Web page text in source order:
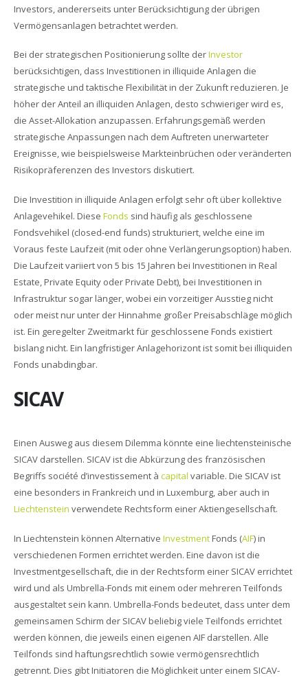
Investors, andererseits unter Berücksichtigung der übrigen
Vermögensanlagen betrachtet werden.
Bei der strategischen Positionierung sollte derInvestor
berücksichtigen, dass Investitionen in illiquide Anlagen die
strategische und taktische Flexibilität in der Zukunft reduzieren. Je
höher der Anteil an illiquiden Anlagen, desto schwieriger wird es,
die Asset-Allokation anzupassen. Erfahrungsgemäß werden
strategische Anpassungen nach dem Auftreten unerwarteter
Ereignisse, wie beispielsweise Markteinbrüchen oder veränderten
Risikopräferenzen des Investors diskutiert.
Die Investition in illiquide Anlagen erfolgt sehr oft über kollektive
Anlagevehikel. Diese Fonds sind häufig als geschlossene
Fondsvehikel (closed-end funds) strukturiert, welche eine im
Voraus feste Laufzeit (mit oder ohne Verlängerungsoption) haben.
Die Laufzeit variiert von 5 bis 15 Jahren bei Investitionen in Real
Estate, Private Equity oder Private Debt), bei Investitionen in
Infrastruktur sogar länger, wobei ein vorzeitiger Ausstieg nicht
oder meist nur unter der Hinnahme großer Preisabschläge möglich
ist. Ein geregelter Zweitmarkt für geschlossene Fonds existiert
bislang nicht. Ein langfristiger Anlagehorizont ist somit bei illiquiden
Fonds unabdingbar.
SICAV
Einen Ausweg aus diesem Dilemma könnte eine liechtensteinische
SICAV darstellen. SICAV ist die Abkürzung des französischen
Begriffs société d’investissement à capital variable. Die SICAV ist
eine besonders in Frankreich und in Luxemburg, aber auch in
Liechtenstein verwendete Rechtsform einer Aktiengesellschaft.
In Liechtenstein können Alternative InvestmentFonds (AIF) in
verschiedenen Formen errichtet werden. Eine davon ist die
Investmentgesellschaft, die in der Rechtsform einer SICAV errichtet
wird und als Umbrella-Fonds mit einem oder mehreren Teilfonds
ausgestaltet sein kann. Umbrella-Fonds bedeutet, dass unter dem
gemeinsamen Schirm der SICAV beliebig viele Teilfonds errichtet
werden können, die jeweils einen eigenen AIF darstellen. Alle
Teilfonds sind haftungsrechtlich sowie vermögensrechtlich
getrennt. Dies gibt Initiatoren die Möglichkeit unter einem SICAV-